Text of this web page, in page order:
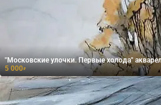
"Московские улочки. Первые холода"
5 000₽